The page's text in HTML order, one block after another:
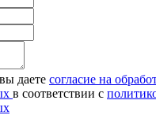
даете согласие на
в соответствии с